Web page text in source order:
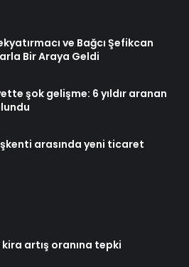
ve Bağcı Şefikcan
Bir Araya Geldi
şok gelişme: 6 yıldır aranan
arasında yeni ticaret
artış oranına tepki